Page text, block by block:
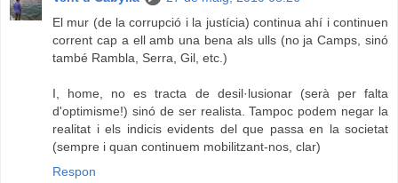
El mur (de la corrupció i la justícia) continua ahí i continuen
corrent cap a ell amb una bena als ulls (no ja Camps, sinó
també Rambla, Serra, Gil, etc.)
I, home, no es tracta de desil·lusionar (serà per falta
d'optimisme!) sinó de ser realista. Tampoc podem negar la
realitat i els indicis evidents del que passa en la societat
(sempre i quan continuem mobilitzant-nos, clar)
Respon